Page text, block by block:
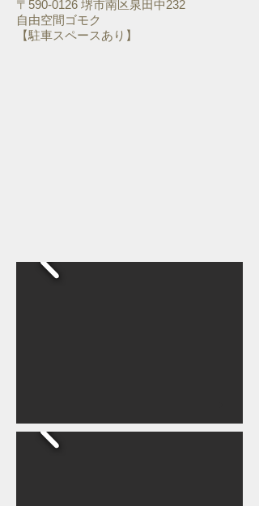
〒590-0126 堺市南区泉田中232
​自由空間ゴモク
【駐車スペースあり】